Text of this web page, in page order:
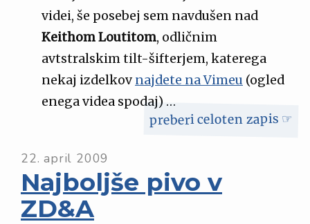
videi, še posebej sem navdušen nad
Keithom Loutitom, odličnim
avtstralskim tilt-šifterjem, katerega
nekaj izdelkov najdete na Vimeu (ogled
enega videa spodaj) …
preberi celoten zapis ☞
22. april 2009
Najboljše pivo v
ZD&A